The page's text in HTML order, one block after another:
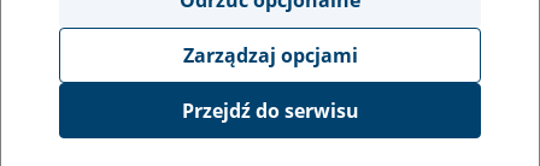
Płatnicy, ubezpieczeni, świadczeniobiorcy
Opis wydarzenia
Szkolenie stacjonarne w siedzibie firmy, instytucji, urzędu.
Zarządzaj opcjami
Przejdź do serwisu